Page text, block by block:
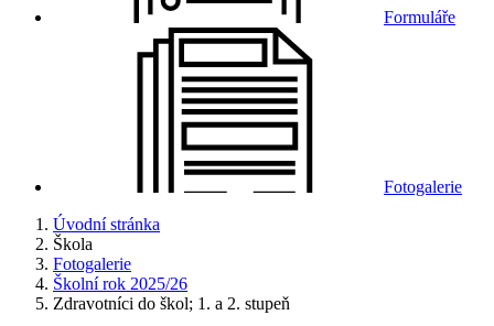
Formuláře
Fotogalerie
Úvodní stránka
Škola
Fotogalerie
Školní rok 2025/26
Zdravotníci do škol; 1. a 2. stupeň